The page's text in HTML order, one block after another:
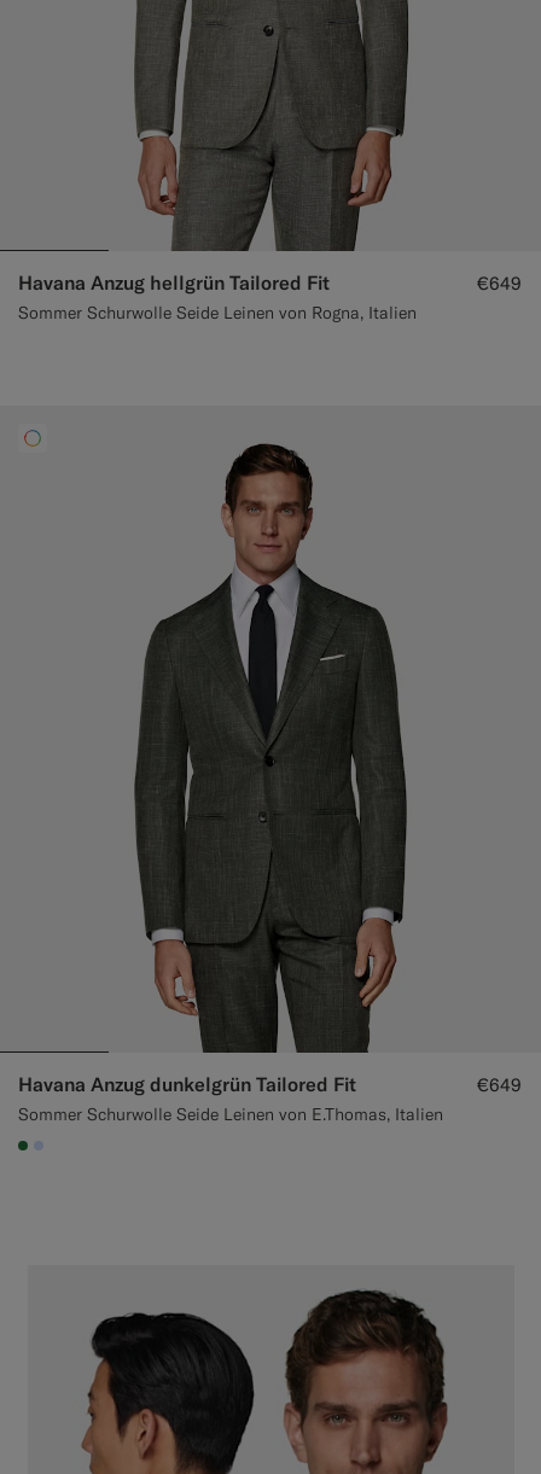
Havana Anzug hellgrün Tailored Fit
Sommer Schurwolle Seide Leinen von Rogna, Italien
€649
Havana Anzug dunkelgrün Tailored Fit
Sommer Schurwolle Seide Leinen von E.Thomas, Italien
€649
#227038
#CCDCF9